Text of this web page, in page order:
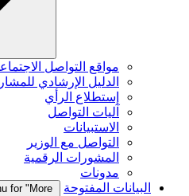
مواقع التواصل
الدليل الإرشادي
إستطلاع الرأي
آليات التواصل
الاستبيانات
التواصل مع الوزير
المشورات الرقمية
مدونات
البيانات المفتوحة
for "More"